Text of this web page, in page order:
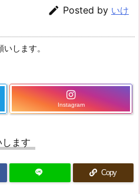
 Posted by いけ
します。
Instagram
ます
Copy